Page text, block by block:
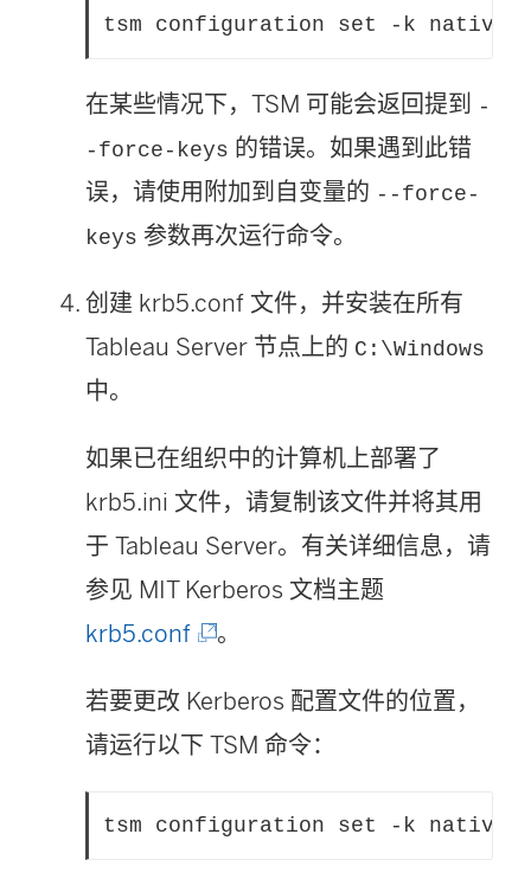
tsm configuration set -k
在某些情况下，TSM 可能会返回提到 -
-force-keys 的错误。如果遇到此错
误，请使用附加到自变量的 --force-
keys 参数再次运行命令。
创建 krb5.conf 文件，并安装在所有
Tableau Server 节点上的 C:\Windows
中。
如果已在组织中的计算机上部署了
krb5.ini 文件，请复制该文件并将其用
于 Tableau Server。有关详细信息，请
参见 MIT Kerberos 文档主题
krb5.conf(
在
。
若要更改 Kerberos 配置文件的位置，
请运行以下 TSM 命令：
tsm configuration set -k